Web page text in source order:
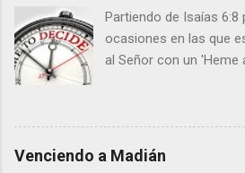
necesidad de que se
cuáles son los
palabras de Dios; y
que tenéis necesidad
porque es niño; 14
Partiendo de Isaías
ocasiones en las que
al Señor con un 'Heme
podemos dar cuando
6:8: Después oí la voz
quién enviaré, y quién
Venciendo a Madián